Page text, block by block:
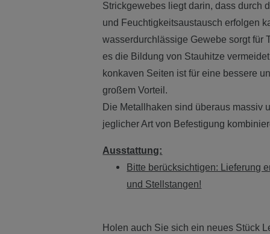
Strickgewebes liegt darin, dass durch
und Feuchtigkeitsaustausch erfolgen
wasserdurchlässige Gewebe sorgt für
es die Bildung von Stauhitze
konkaven Seiten ist für eine bessere
großem Vorteil.
Die Metallhaken sind überaus massiv
jeglicher Art von Befestigung
Ausstattung:
Bitte berücksichtigen: Lieferung
und Stellstangen!
Holen auch Sie sich ein neues Stück